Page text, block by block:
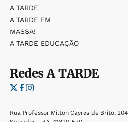
A TARDE
A TARDE FM
MASSA!
A TARDE EDUCAÇÃO
RedesA TARDE
Rua Professor Milton Cayres de Brito,